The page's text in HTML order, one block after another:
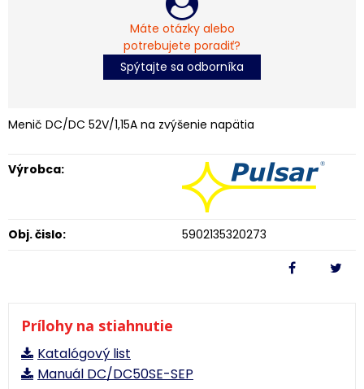
Máte otázky alebo
potrebujete poradiť?
Spýtajte sa odborníka
Menič DC/DC 52V/1,15A na zvýšenie napätia
Výrobca:
Obj. čislo: 5902135320273
Prílohy na stiahnutie
Katalógový list
Manuál DC/DC50SE-SEP